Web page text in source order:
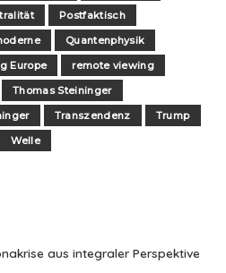
Postfaktisch
Quantenphysik
Europe
remote viewing
Thomas Steininger
Transzendenz
Trump
Welle
aus integraler Perspektive